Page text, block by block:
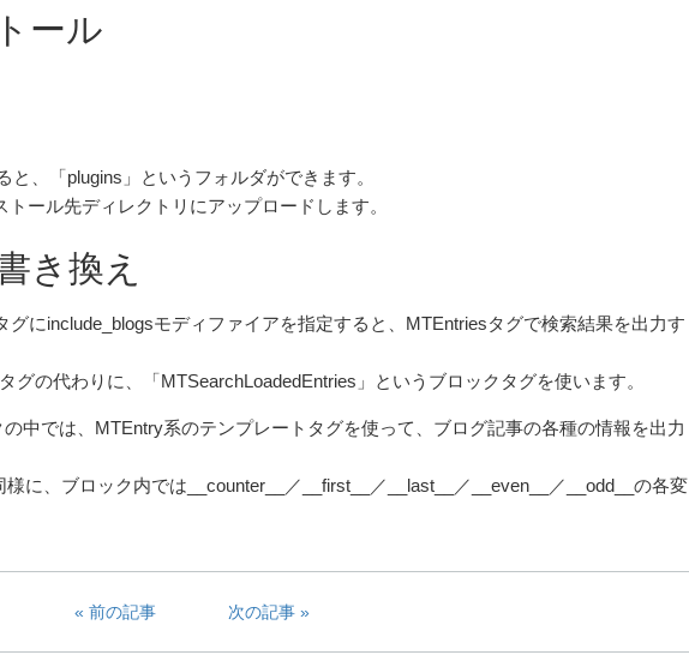
ール
、「plugins」というフォルダができます。
ール先ディレクトリにアップロードします。
き換え
グにinclude_blogsモディファイアを指定すると、MTEntriesタグで検索結果を出力す
グの代わりに、「MTSearchLoadedEntries」というブロックタグを使います。
中では、MTEntry系のテンプレートタグを使って、ブログ記事の各種の情報を出力
に、ブロック内では__counter__／__first__／__last__／__even__／__odd__の各変
前の記事 次の記事